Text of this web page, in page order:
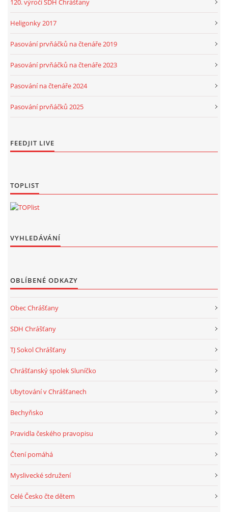
120. výročí SDH Chrášťany
Heligonky 2017
Pasování prvňáčků na čtenáře 2019
Pasování prvňáčků na čtenáře 2023
Pasování na čtenáře 2024
Pasování prvňáčků 2025
FEEDJIT LIVE
TOPLIST
VYHLEDÁVÁNÍ
OBLÍBENÉ ODKAZY
Obec Chrášťany
SDH Chrášťany
TJ Sokol Chrášťany
Chrášťanský spolek Sluníčko
Ubytování v Chrášťanech
Bechyňsko
Pravidla českého pravopisu
Čtení pomáhá
Myslivecké sdružení
Celé Česko čte dětem